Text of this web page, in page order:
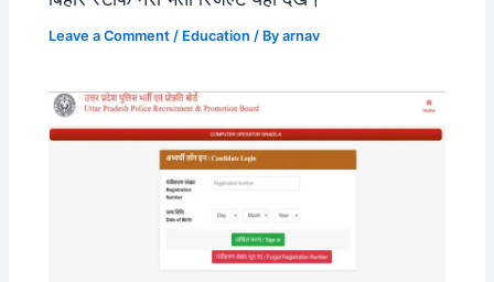
Leave a Comment / Education / Byarnav